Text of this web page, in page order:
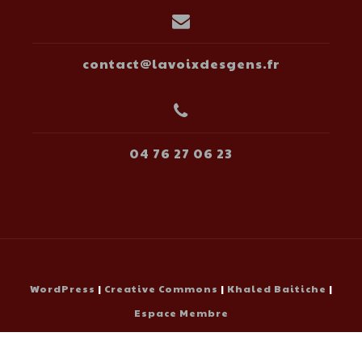
contact@lavoixdesgens.fr
04 76 27 06 23
WordPress | Creative Commons | Khaled Baitiche |
Espace Membre